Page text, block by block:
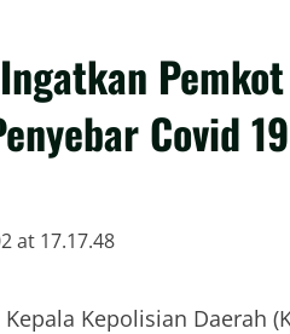
Covid 19
Kepolisian Daerah